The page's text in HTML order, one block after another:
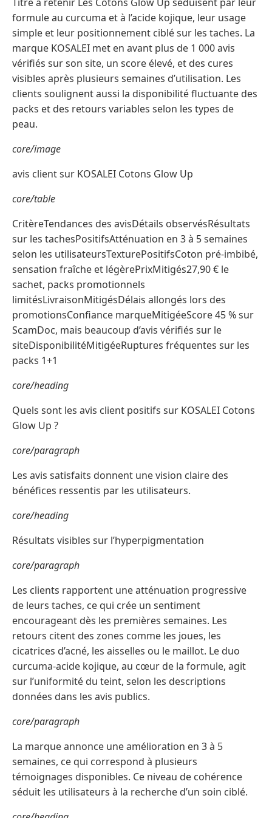
formule au curcuma et à l’acide kojique, leur usage
simple et leur positionnement ciblé sur les taches. La
marque KOSALEI met en avant plus de 1 000 avis
vérifiés sur son site, un score élevé, et des cures
visibles après plusieurs semaines d’utilisation. Les
clients soulignent aussi la disponibilité fluctuante des
packs et des retours variables selon les types de
peau.
core/image
avis client sur KOSALEI Cotons Glow Up
core/table
CritèreTendances des avisDétails observésRésultats
sur les tachesPositifsAtténuation en 3 à 5 semaines
selon les utilisateursTexturePositifsCoton pré-imbibé,
sensation fraîche et légèrePrixMitigés27,90 € le
sachet, packs promotionnels
limitésLivraisonMitigésDélais allongés lors des
promotionsConfiance marqueMitigéeScore 45 % sur
ScamDoc, mais beaucoup d’avis vérifiés sur le
siteDisponibilitéMitigéeRuptures fréquentes sur les
packs 1+1
core/heading
Quels sont les avis client positifs sur KOSALEI Cotons
Glow Up ?
core/paragraph
Les avis satisfaits donnent une vision claire des
bénéfices ressentis par les utilisateurs.
core/heading
Résultats visibles sur l’hyperpigmentation
core/paragraph
Les clients rapportent une atténuation progressive
de leurs taches, ce qui crée un sentiment
encourageant dès les premières semaines. Les
retours citent des zones comme les joues, les
cicatrices d’acné, les aisselles ou le maillot. Le duo
curcuma-acide kojique, au cœur de la formule, agit
sur l’uniformité du teint, selon les descriptions
données dans les avis publics.
core/paragraph
La marque annonce une amélioration en 3 à 5
semaines, ce qui correspond à plusieurs
témoignages disponibles. Ce niveau de cohérence
séduit les utilisateurs à la recherche d’un soin ciblé.